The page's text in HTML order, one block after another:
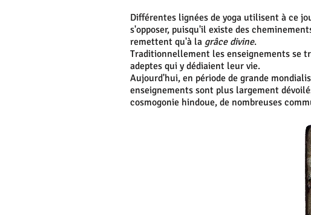
Différentes lignées de yoga utilisent à ce
s'opposer, puisqu'il existe des
remettent qu'à la grâce divine.
Traditionnellement les enseignements se
adeptes qui y dédiaient leur vie.
Aujourd'hui, en période de grande
enseignements sont plus largement
cosmogonie hindoue, de nombreuses